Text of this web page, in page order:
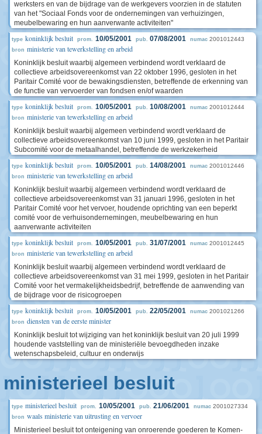
werksters en van de bijdrage van de werkgevers voorzien in de statuten
van het "Sociaal Fonds voor de ondernemingen van verhuizingen,
meubelbewaring en hun aanverwante activiteiten"
type koninklijk besluit prom. 10/05/2001 pub. 07/08/2001 numac 2001012443
bron ministerie van tewerkstelling en arbeid
Koninklijk besluit waarbij algemeen verbindend wordt verklaard de
collectieve arbeidsovereenkomst van 22 oktober 1996, gesloten in het
Paritair Comité voor de bewakingsdiensten, betreffende de erkenning van
de functie van vervoerder van fondsen en/of waarden
type koninklijk besluit prom. 10/05/2001 pub. 10/08/2001 numac 2001012444
bron ministerie van tewerkstelling en arbeid
Koninklijk besluit waarbij algemeen verbindend wordt verklaard de
collectieve arbeidsovereenkomst van 10 juni 1999, gesloten in het Paritair
Subcomité voor de metaalhandel, betreffende de werkzekerheid
type koninklijk besluit prom. 10/05/2001 pub. 14/08/2001 numac 2001012446
bron ministerie van tewerkstelling en arbeid
Koninklijk besluit waarbij algemeen verbindend wordt verklaard de
collectieve arbeidsovereenkomst van 31 januari 1996, gesloten in het
Paritair Comité voor het vervoer, houdende oprichting van een beperkt
comité voor de verhuisondernemingen, meubelbewaring en hun
aanverwante activiteiten
type koninklijk besluit prom. 10/05/2001 pub. 31/07/2001 numac 2001012445
bron ministerie van tewerkstelling en arbeid
Koninklijk besluit waarbij algemeen verbindend wordt verklaard de
collectieve arbeidsovereenkomst van 31 mei 1999, gesloten in het Paritair
Comité voor het vermakelijkheidsbedrijf, betreffende de aanwending van
de bijdrage voor de risicogroepen
type koninklijk besluit prom. 10/05/2001 pub. 22/05/2001 numac 2001021266
bron diensten van de eerste minister
Koninklijk besluit tot wijziging van het koninklijk besluit van 20 juli 1999
houdende vaststelling van de ministeriële bevoegdheden inzake
wetenschapsbeleid, cultuur en onderwijs
ministerieel besluit
type ministerieel besluit prom. 10/05/2001 pub. 21/06/2001 numac 2001027334
bron waals ministerie van uitrusting en vervoer
Ministerieel besluit tot onteigening van onroerende goederen te Komen-